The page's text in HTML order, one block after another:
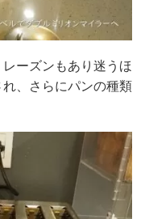
ーズンもあり迷うほ
、さらにパンの種類